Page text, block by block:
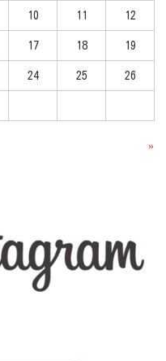
10 11 12
17 18 19
24 25 26
»